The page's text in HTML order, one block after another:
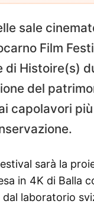
sale
Film
Histoire(s)
del
capolavori
sarà la
in 4K di Balla
laboratorio